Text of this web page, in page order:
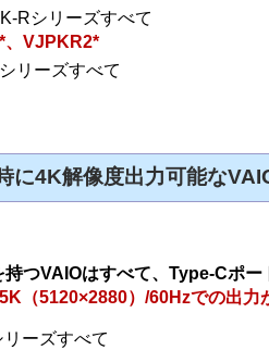
Rシリーズすべて
、VJPKR2*
リーズすべて
に4K解像度出力可能な
つVAIOはすべて、Type-Cポー
（5120×2880）/60Hzでの出力
ーズすべて